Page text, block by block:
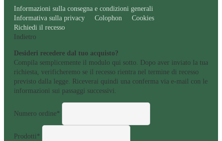
Informazioni sulla consegna e condizioni generali
Informativa sulla privacy
Colophon
Cookies
Richiedi il recesso
Indietro
Desideri recedere dal tuo acquisto?
Compila semplicemente il modulo qui sotto. Dopo aver inviato la tua
richiesta, verificheremo se il recesso rientra nel termine di recesso
previsto dalla legge. Riceverai quindi una conferma via e-mail con le
informazioni sui passaggi successivi.
Numero ordine*
Prodotti*